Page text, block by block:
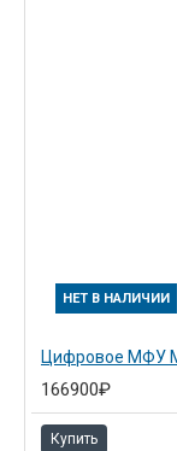
НЕТ В НАЛИЧИИ
166900₽
Купить